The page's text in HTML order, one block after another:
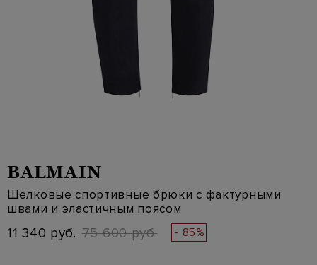
BALMAIN
Шелковые спортивные брюки с фактурными
швами и эластичным поясом
11 340 руб. 75 600 руб. - 85%